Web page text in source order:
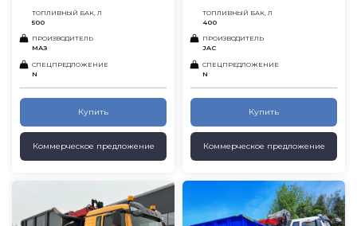
ТОПЛИВНЫЙ БАК, Л
500
ПРОИЗВОДИТЕЛЬ
МАЗ
СПЕЦПРЕДЛОЖЕНИЕ
N
Купить
Коммерческое предложение
ТОПЛИВНЫЙ БАК, Л
400
ПРОИЗВОДИТЕЛЬ
JAC
СПЕЦПРЕДЛОЖЕНИЕ
N
Купить
Коммерческое предложение